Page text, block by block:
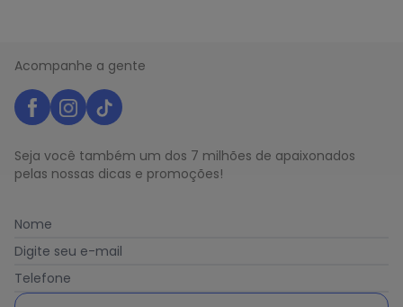
Acompanhe a gente
Seja você também um dos 7 milhões de apaixonados
pelas nossas dicas e promoções!
Nome
Digite seu e-mail
Telefone